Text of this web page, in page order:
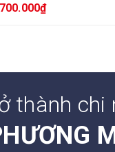
₫
thành chi